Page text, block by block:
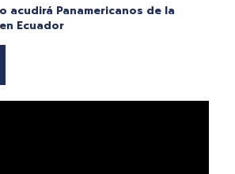
acudirá Panamericanos de la
Ecuador